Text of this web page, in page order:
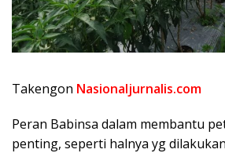
Takengon Nasionaljurnalis.com
Peran Babinsa dalam membantu
penting, seperti halnya yg